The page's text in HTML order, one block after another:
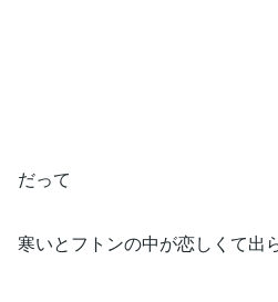
だって
寒いとフトンの中が恋しくて出